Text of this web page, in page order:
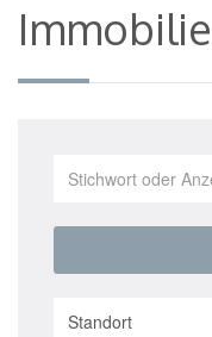
Standort